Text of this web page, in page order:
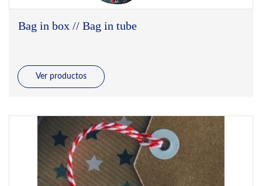
Bag in box // Bag in tube
Ver productos